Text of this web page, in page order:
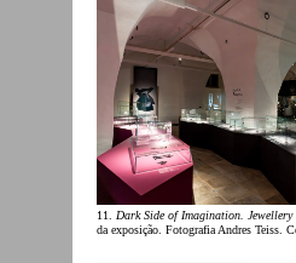
11. Dark Side of Imagination.
da exposição. Fotografia Andres Teiss.